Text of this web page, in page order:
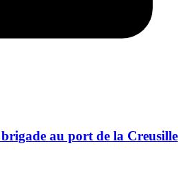
au port de la Creusille